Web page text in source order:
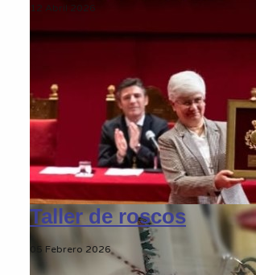
12 Abril 2026
Taller de roscos
05 Febrero 2026